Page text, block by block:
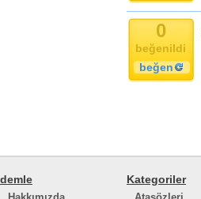
0
beğenildi
beğen
demle Kategoriler